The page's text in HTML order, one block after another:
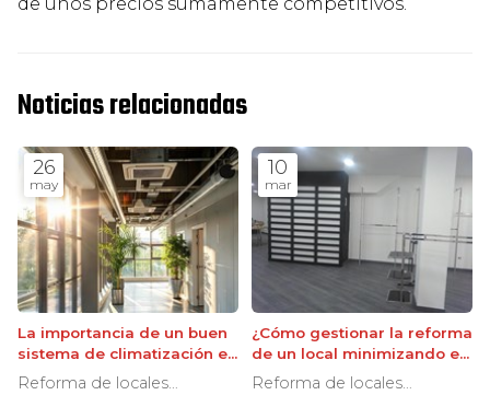
de unos precios sumamente competitivos.
Noticias relacionadas
26
may
La importancia de un buen
sistema de climatización en
locales reformados
Reforma de locales
10
mar
¿Cómo gestionar la reforma
de un local minimizando el
tiempo de cierre?
Reforma de locales